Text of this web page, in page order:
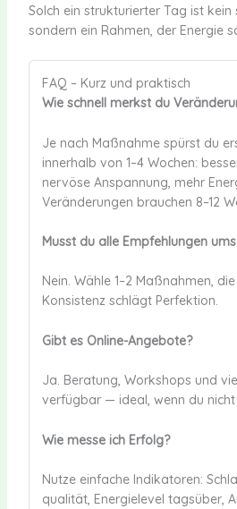
Solch ein strukturierter Tag ist kein
sondern ein Rahmen, der Energie
FAQ – Kurz und praktisch
Wie schnell merkst du
Je nach Maßnahme spürst du
innerhalb von 1–4 Wochen:
nervöse Anspannung, mehr
Veränderungen brauchen 8–12
Musst du alle Empfehlungen
Nein. Wähle 1–2 Maßnahmen,
Konsistenz schlägt Perfektion.
Gibt es Online-Angebote?
Ja. Beratung, Workshops und
verfügbar — ideal, wenn du nicht
Wie messe ich Erfolg?
Nutze einfache Indikatoren:
qualität, Energielevel tagsüber,